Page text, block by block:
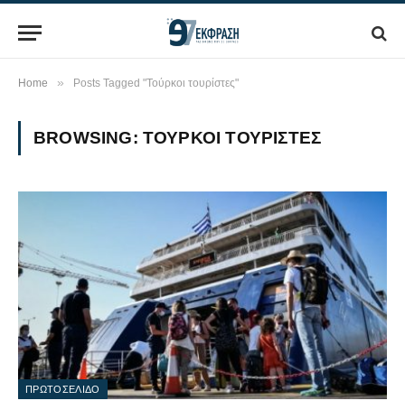
Home » Posts Tagged "Τούρκοι τουρίστες"
BROWSING: ΤΟΎΡΚΟΙ ΤΟΥΡΊΣΤΕΣ
ΠΡΩΤΟΣΕΛΙΔΟ